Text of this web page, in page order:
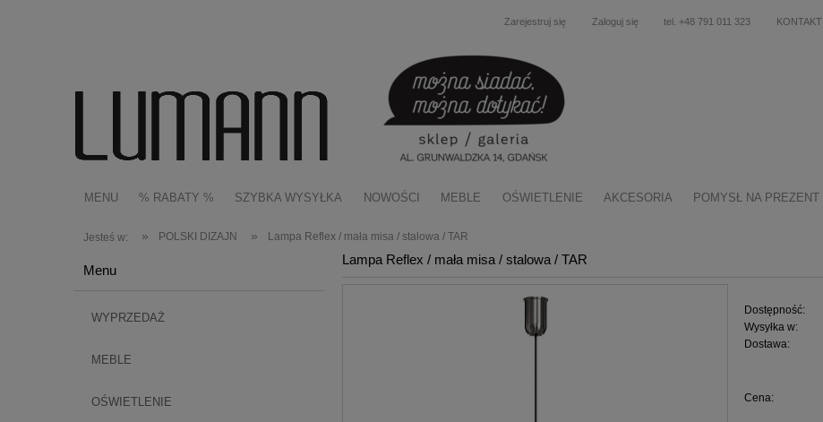
Zarejestruj się Zaloguj się tel. +48 791 011 323 KONTAKT
MENU % RABATY % SZYBKA WYSYŁKA NOWOŚCI MEBLE OŚWIETLENIE AKCESORIA POMYSŁ NA PREZENT
Jesteś w: » POLSKI DIZAJN » Lampa Reflex / mała misa / stalowa / TAR
Menu
WYPRZEDAŻ
MEBLE
OŚWIETLENIE
Lampa Reflex / mała misa / stalowa / TAR
Dostępność:
Wysyłka w:
Dostawa:
Cena: